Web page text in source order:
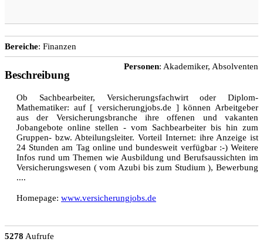
Bereiche: Finanzen
Personen: Akademiker, Absolventen
Beschreibung
Ob Sachbearbeiter, Versicherungsfachwirt oder Diplom-
Mathematiker: auf [ versicherungjobs.de ] können Arbeitgeber
aus der Versicherungsbranche ihre offenen und vakanten
Jobangebote online stellen - vom Sachbearbeiter bis hin zum
Gruppen- bzw. Abteilungsleiter. Vorteil Internet: ihre Anzeige ist
24 Stunden am Tag online und bundesweit verfügbar :-) Weitere
Infos rund um Themen wie Ausbildung und Berufsaussichten im
Versicherungswesen ( vom Azubi bis zum Studium ), Bewerbung
....
Homepage: www.versicherungjobs.de
5278 Aufrufe